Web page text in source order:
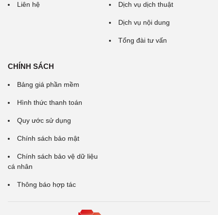
Liên hệ Dịch vụ dịch thuật
Dịch vụ nội dung
Tổng đài tư vấn
CHÍNH SÁCH
Bảng giá phần mềm
Hình thức thanh toán
Quy ước sử dụng
Chính sách bảo mật
Chính sách bảo vệ dữ liệu
cá nhân
Thông báo hợp tác